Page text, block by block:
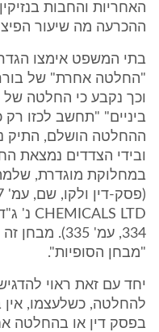
האחריות והחבות
ההכרעה מה שיעור
בתי המשפט אימצו
"החלטה אחרת" של
וכך נקבע כי החלטה
ביניים" "תחשב לכזו
ההחלטה הושלם, התיק
ובידי הצדדים נמצאת
במחלוקת מוגדרת,
334, עמ'
"מבחן הסופיות".
יחד עם זאת ראוי
להחלטה, כשלעצמו, אין